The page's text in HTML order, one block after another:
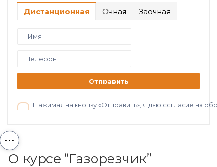
Дистанционная Очная Заочная
Отправить
Нажимая на кнопку «Отправить», я даю согласие на
...
О курсе “Газорезчик”